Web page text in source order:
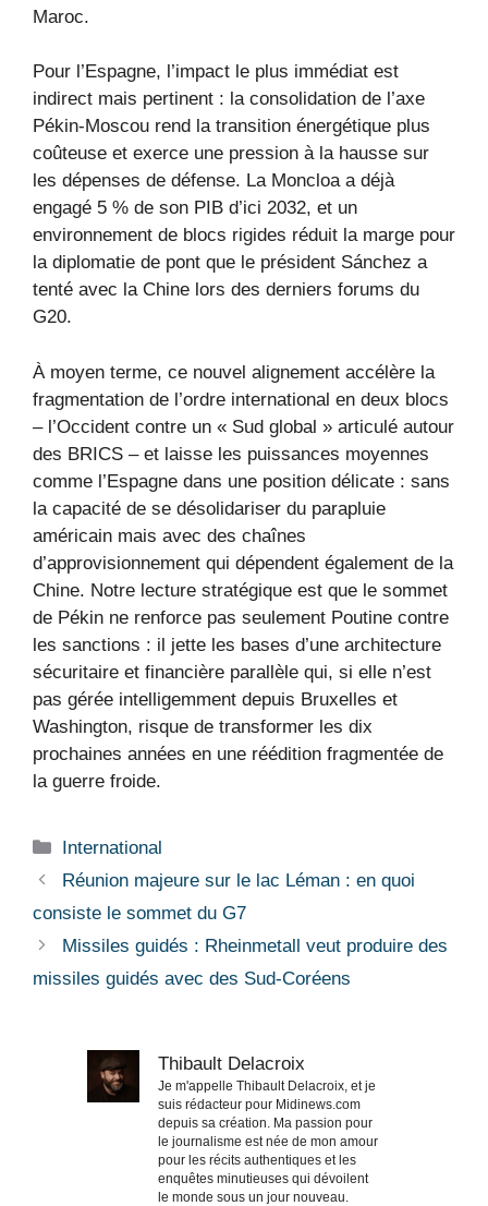
Maroc.
Pour l’Espagne, l’impact le plus immédiat est
indirect mais pertinent : la consolidation de l’axe
Pékin-Moscou rend la transition énergétique plus
coûteuse et exerce une pression à la hausse sur
les dépenses de défense. La Moncloa a déjà
engagé 5 % de son PIB d’ici 2032, et un
environnement de blocs rigides réduit la marge pour
la diplomatie de pont que le président Sánchez a
tenté avec la Chine lors des derniers forums du
G20.
À moyen terme, ce nouvel alignement accélère la
fragmentation de l’ordre international en deux blocs
– l’Occident contre un « Sud global » articulé autour
des BRICS – et laisse les puissances moyennes
comme l’Espagne dans une position délicate : sans
la capacité de se désolidariser du parapluie
américain mais avec des chaînes
d’approvisionnement qui dépendent également de la
Chine. Notre lecture stratégique est que le sommet
de Pékin ne renforce pas seulement Poutine contre
les sanctions : il jette les bases d’une architecture
sécuritaire et financière parallèle qui, si elle n’est
pas gérée intelligemment depuis Bruxelles et
Washington, risque de transformer les dix
prochaines années en une réédition fragmentée de
la guerre froide.
Catégories
International
Réunion majeure sur le lac Léman : en quoi
consiste le sommet du G7
Missiles guidés : Rheinmetall veut produire des
missiles guidés avec des Sud-Coréens
Thibault Delacroix
Je m'appelle Thibault Delacroix, et je
suis rédacteur pour Midinews.com
depuis sa création. Ma passion pour
le journalisme est née de mon amour
pour les récits authentiques et les
enquêtes minutieuses qui dévoilent
le monde sous un jour nouveau.